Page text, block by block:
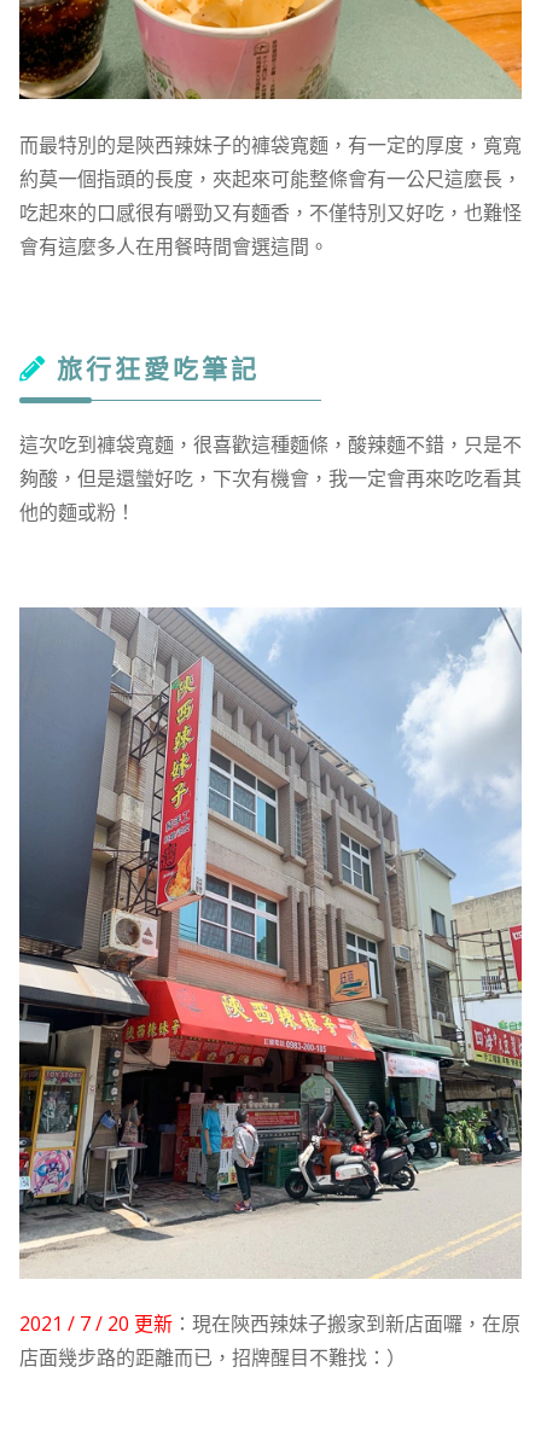
而最特別的是陝西辣妹子的褲袋寬麵，有一定的厚度，寬寬
約莫一個指頭的長度，夾起來可能整條會有一公尺這麼長，
吃起來的口感很有嚼勁又有麵香，不僅特別又好吃，也難怪
會有這麼多人在用餐時間會選這間。
旅行狂愛吃筆記
這次吃到褲袋寬麵，很喜歡這種麵條，酸辣麵不錯，只是不
夠酸，但是還蠻好吃，下次有機會，我一定會再來吃吃看其
他的麵或粉！
2021 / 7 / 20 更新：現在陝西辣妹子搬家到新店面囉，在原
店面幾步路的距離而已，招牌醒目不難找：）